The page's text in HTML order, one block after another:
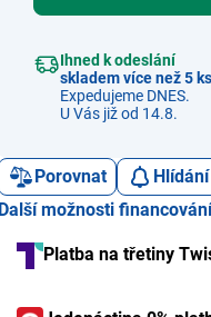
Ihned k odeslání
skladem více než 5 ks
Expedujeme DNES.
U Vás již od 14.8.
Porovnat
Další možnosti financování
Platba na třetiny